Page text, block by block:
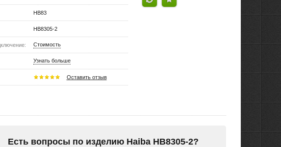
HB83
HB8305-2
Стоимость
Узнать больше
Оставить отзыв
Есть вопросы по изделию Haiba HB8305-2?